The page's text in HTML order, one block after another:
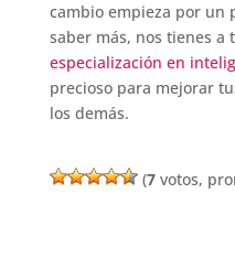
cambio empieza por un
saber más, nos tienes a
especialización en
precioso para mejorar
los demás.
(7votos,